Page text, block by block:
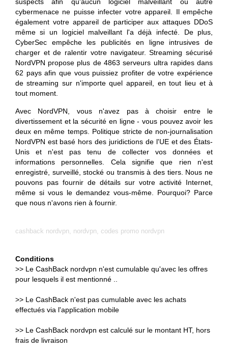
cybermenace ne puisse infecter votre appareil. Il empêche
également votre appareil de participer aux attaques DDoS
même si un logiciel malveillant l'a déjà infecté. De plus,
CyberSec empêche les publicités en ligne intrusives de
charger et de ralentir votre navigateur. Streaming sécurisé
NordVPN propose plus de 4863 serveurs ultra rapides dans
62 pays afin que vous puissiez profiter de votre expérience
de streaming sur n'importe quel appareil, en tout lieu et à
tout moment.
Avec NordVPN, vous n'avez pas à choisir entre le
divertissement et la sécurité en ligne - vous pouvez avoir les
deux en même temps. Politique stricte de non-journalisation
NordVPN est basé hors des juridictions de l'UE et des États-
Unis et n'est pas tenu de collecter vos données et
informations personnelles. Cela signifie que rien n'est
enregistré, surveillé, stocké ou transmis à des tiers. Nous ne
pouvons pas fournir de détails sur votre activité Internet,
même si vous le demandez vous-même. Pourquoi? Parce
que nous n'avons rien à fournir.
cashback nordvpn, nordvpn, codes promo nordvpn
Conditions
>> Le CashBack nordvpn n'est cumulable qu'avec les offres
pour lesquels il est mentionné ..
>> Le CashBack n'est pas cumulable avec les achats
effectués via l'application mobile
>> Le CashBack nordvpn est calculé sur le montant HT, hors
frais de livraison